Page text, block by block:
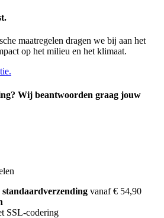
maatregelen dragen we bij aan het
op het milieu en het klimaat.
Wij beantwoorden graag jouw
vanaf € 54,90
SSL-codering